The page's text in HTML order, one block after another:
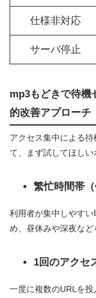
仕様非対応
サーバ停止
mp3もどきで待機
的改善アプローチ
アクセス集中による
て、まず試してほしい
繁忙時間帯
利用者が集中しやす
め、昼休みや深夜など
1回のアクセ
一度に複数のURLを